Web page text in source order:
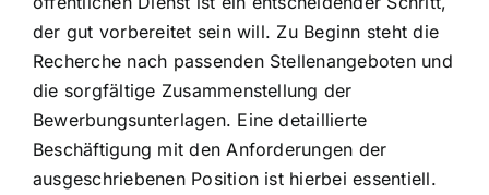
der gut vorbereitet sein will. Zu Beginn steht die
Recherche nach passenden Stellenangeboten und
die sorgfältige Zusammenstellung der
Bewerbungsunterlagen. Eine detaillierte
Beschäftigung mit den Anforderungen der
ausgeschriebenen Position ist hierbei essentiell.